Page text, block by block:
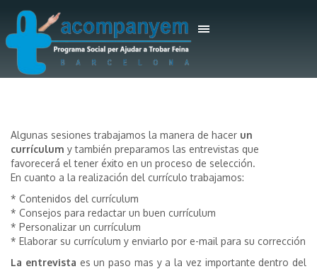
Algunas sesiones trabajamos la manera de hacer un
currículum y también preparamos las entrevistas que
favorecerá el tener éxito en un proceso de selección.
En cuanto a la realización del currículo trabajamos:
* Contenidos del currículum
* Consejos para redactar un buen currículum
* Personalizar un currículum
* Elaborar su currículum y enviarlo por e-mail para su corrección
La entrevista es un paso mas y a la vez importante dentro del